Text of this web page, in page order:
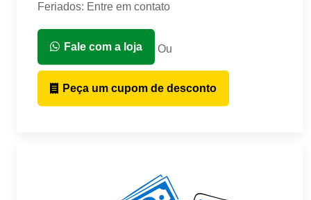
Feriados: Entre em contato
Fale com a loja Ou
Peça um cupom de desconto